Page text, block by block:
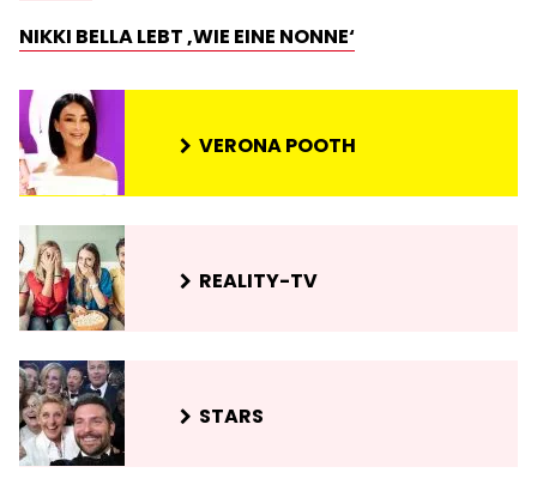
NIKKI BELLA LEBT ‚WIE EINE NONNE‘
VERONA POOTH
REALITY-TV
STARS